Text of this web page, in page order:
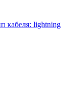
кабеля: lightning